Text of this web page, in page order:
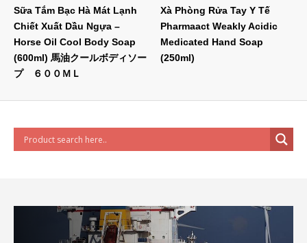
Sữa Tắm Bạc Hà Mát Lạnh
Chiết Xuất Dầu Ngựa –
Horse Oil Cool Body Soap
(600ml) 馬油クールボディソー
プ ６００ＭＬ
Xà Phòng Rửa Tay Y Tế
Pharmaact Weakly Acidic
Medicated Hand Soap
(250ml)